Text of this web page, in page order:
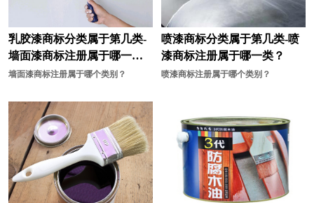
灯商标注册
电子产品商标注册 电动工具商标注册
电池商标注册 服装商标注册
罐头商标注册 糕点商标注册
工业机器商标注册 工具商标注册
公司商标注册 海鲜商标注册
乳胶漆商标分类属于第几类-
墙面漆商标注册属于哪一
类？
墙面漆商标注册属于哪个类别？
喷漆商标分类属于第几类-喷
漆商标注册属于哪一类？
喷漆商标注册属于哪个类别？